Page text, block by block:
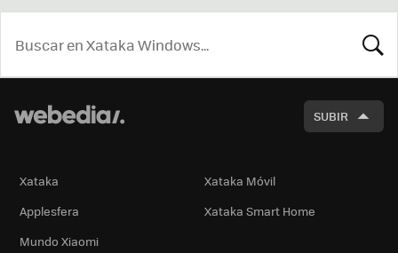
SUBIR
Xataka
Xataka Móvil
Applesfera
Xataka Smart Home
Mundo Xiaomi